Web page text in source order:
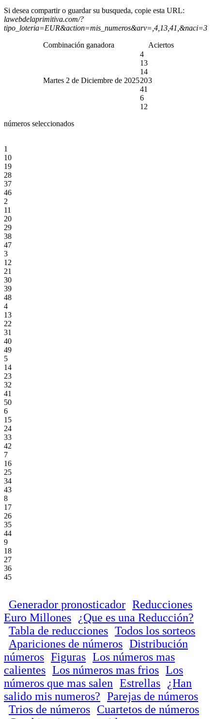
Si desea compartir o guardar su busqueda, copie esta URL:
lawebdelaprimitiva.com/?
tipo_loteria=EUR&action=mis_numeros&arv=,4,13,41,&naci=3
Combinación ganadora Aciertos
Martes 2 de Diciembre de 2025
4
13
14
20
41
6
12
3
números seleccionados
1
10
19
28
37
46
2
11
20
29
38
47
3
12
21
30
39
48
4
13
22
31
40
49
5
14
23
32
41
50
6
15
24
33
42
7
16
25
34
43
8
17
26
35
44
9
18
27
36
45
Generador pronosticador Reducciones
Euro Millones
¿Que es una Reducción?
Tabla de reducciones Todos los sorteos
Apariciones de números Distribución
números Figuras Los números mas
calientes Los números mas frios Los
números que mas salen Estrellas
¿Han
salido mis numeros? Parejas de números
Trios de números Cuartetos de números